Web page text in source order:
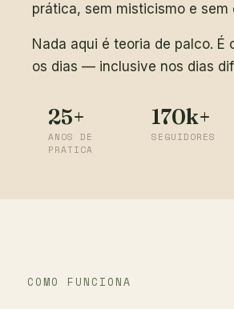
prática, sem misticismo e sem
Nada aqui é teoria de palco. É
os dias — inclusive nos dias
25+
ANOS DE
PRÁTICA
170k+
SEGUIDORES
COMO FUNCIONA